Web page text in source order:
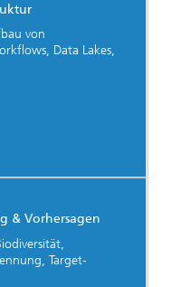
von
Data Lakes,
& Vorhersagen
Target-